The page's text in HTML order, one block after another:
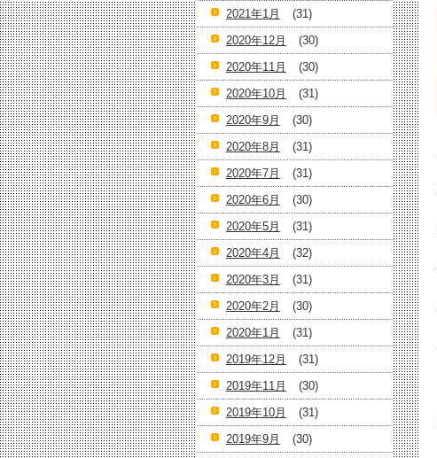
2021年1月
(31)
2020年12月
(30)
2020年11月
(30)
2020年10月
(31)
2020年9月
(30)
2020年8月
(31)
2020年7月
(31)
2020年6月
(30)
2020年5月
(31)
2020年4月
(32)
2020年3月
(31)
2020年2月
(30)
2020年1月
(31)
2019年12月
(31)
2019年11月
(30)
2019年10月
(31)
2019年9月
(30)